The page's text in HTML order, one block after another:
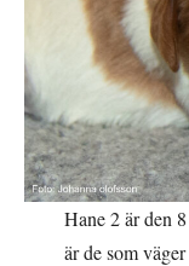
Hane 2 är den
är de som